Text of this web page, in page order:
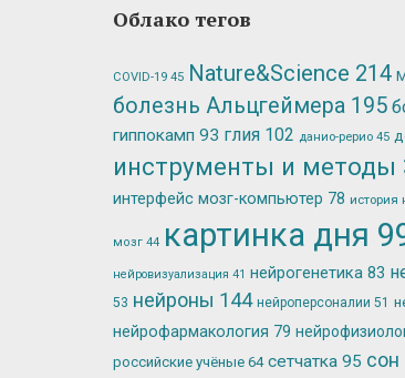
Облако тегов
COVID-19 45 Nature&Science 214
болезнь Альцгеймера 195
гиппокамп 93 глия 102 данио-рерио 45
инструменты и методы
интерфейс мозг-компьютер 78 история
мозг 44 картинка дня
нейровизуализация 41 нейрогенетика 83
53 нейроны 144 нейроперсоналии 51
нейрофармакология 79
российские учёные 64 сетчатка 95 сон